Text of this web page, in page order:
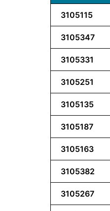
3105115
3105347
3105331
3105251
3105135
3105187
3105163
3105382
3105267